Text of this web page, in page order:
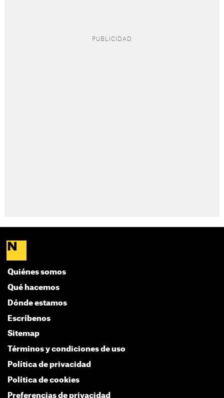
Quiénes somos
Qué hacemos
Dónde estamos
Escríbenos
Sitemap
Términos y condiciones de uso
Política de privacidad
Política de cookies
Preferencias de privacidad